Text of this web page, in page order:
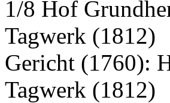
1/8 Hof
Tagwerk (1812)
Gericht (1760):
Tagwerk (1812)